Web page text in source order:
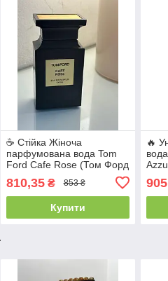
☕ Стійка Жіноча
парфумована вода Tom
Ford Cafe Rose (Том Форд
810,35₴ 853 ₴
Купити
🔥